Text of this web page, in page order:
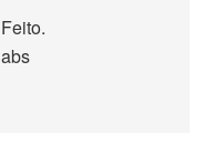
Feito.
abs